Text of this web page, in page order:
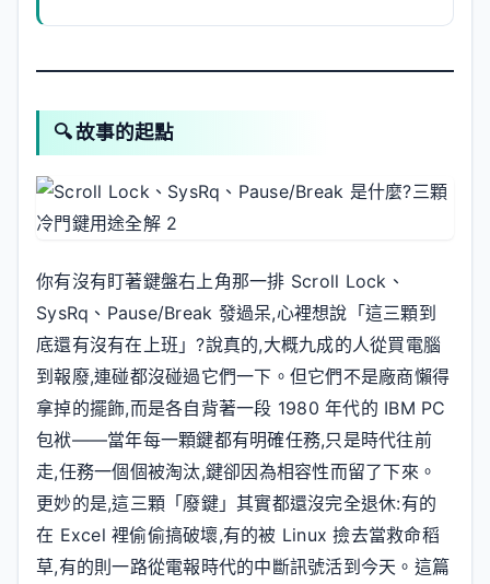
🔍 故事的起點
你有沒有盯著鍵盤右上角那一排 Scroll Lock、
SysRq、Pause/Break 發過呆,心裡想說「這三顆到
底還有沒有在上班」?說真的,大概九成的人從買電腦
到報廢,連碰都沒碰過它們一下。但它們不是廠商懶得
拿掉的擺飾,而是各自背著一段 1980 年代的 IBM PC
包袱——當年每一顆鍵都有明確任務,只是時代往前
走,任務一個個被淘汰,鍵卻因為相容性而留了下來。
更妙的是,這三顆「廢鍵」其實都還沒完全退休:有的
在 Excel 裡偷偷搞破壞,有的被 Linux 撿去當救命稻
草,有的則一路從電報時代的中斷訊號活到今天。這篇